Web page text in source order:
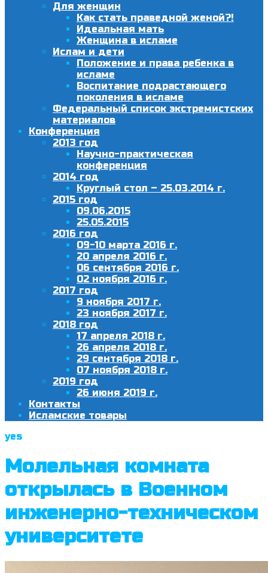
Для женщин
Как стать праведной женой?!
Идеальная мать
Женщина в исламе
Ислам и дети
Положение и права ребенка в
исламе
Воспитание подрастающего
поколения в исламе
Федеральный список экстремистских
материалов
Конференция
2013 год
Научно-практическая
конференция
2014 год
Круглый стол – 25.03.2014 г.
2015 год
09.06.2015
25.05.2015
2016 год
09-10 марта 2016 г.
20 апреля 2016 г.
06 сентября 2016 г.
02 ноября 2016 г.
2017 год
9 ноября 2017 г.
23 ноября 2017 г.
2018 год
17 апреля 2018 г.
26 апреля 2018 г.
29 сентября 2018 г.
07 ноября 2018 г.
2019 год
26 июня 2019 г.
Контакты
Исламские товары
yes
Молельная комната
открылась в Военном
инженерно-техническом
университете